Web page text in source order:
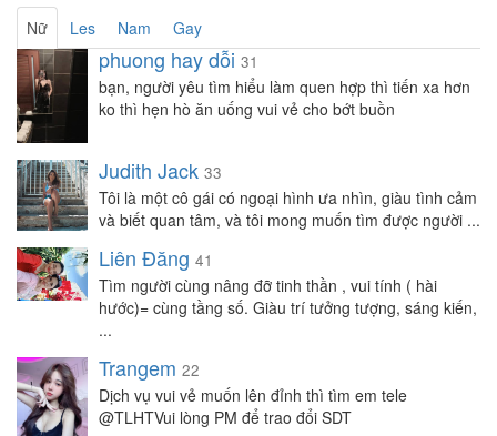
Nữ Les Nam Gay
phuong hay dỗi 31
bạn, người yêu tìm hiểu làm quen hợp thì tiến xa hơn
ko thì hẹn hò ăn uống vui vẻ cho bớt buồn
Judith Jack 33
Tôi là một cô gái có ngoại hình ưa nhìn, giàu tình cảm
và biết quan tâm, và tôi mong muốn tìm được người ...
Liên Đăng 41
Tìm người cùng nâng đỡ tinh thần , vui tính ( hài
hước)= cùng tầng số. Giàu trí tưởng tượng, sáng kiến,
...
Trangem 22
Dịch vụ vui vẻ muốn lên đỉnh thì tìm em tele
@TLHTVui lòng PM để trao đổi SDT